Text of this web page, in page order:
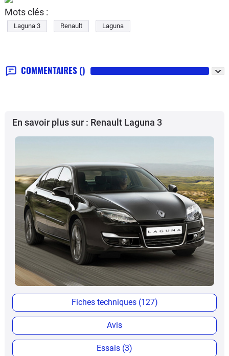
Mots clés :
Laguna 3 Renault Laguna
COMMENTAIRES ()
En savoir plus sur : Renault Laguna 3
Fiches techniques (127)
Avis
Essais (3)